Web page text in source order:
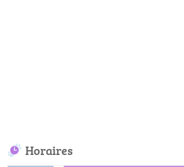
Horaires